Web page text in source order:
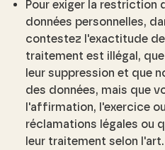
Pour exiger la restriction
données personnelles,
contestez l'exactitude
traitement est illégal,
leur suppression et que
des données, mais que
l'affirmation, l'exercice
réclamations légales ou
leur traitement selon